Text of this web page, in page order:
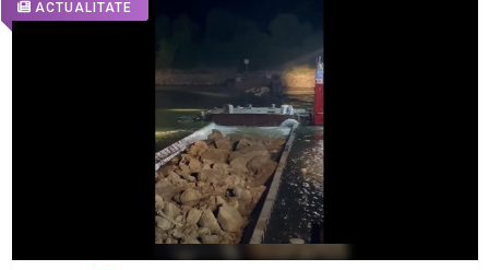
ACTUALITATE